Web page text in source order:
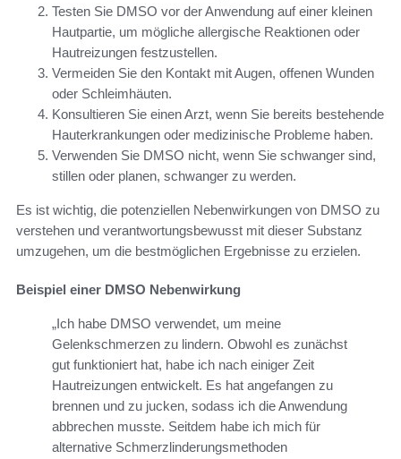
Testen Sie DMSO vor der Anwendung auf einer kleinen
Hautpartie, um mögliche allergische Reaktionen oder
Hautreizungen festzustellen.
Vermeiden Sie den Kontakt mit Augen, offenen Wunden
oder Schleimhäuten.
Konsultieren Sie einen Arzt, wenn Sie bereits bestehende
Hauterkrankungen oder medizinische Probleme haben.
Verwenden Sie DMSO nicht, wenn Sie schwanger sind,
stillen oder planen, schwanger zu werden.
Es ist wichtig, die potenziellen Nebenwirkungen von DMSO zu
verstehen und verantwortungsbewusst mit dieser Substanz
umzugehen, um die bestmöglichen Ergebnisse zu erzielen.
Beispiel einer DMSO Nebenwirkung
„Ich habe DMSO verwendet, um meine
Gelenkschmerzen zu lindern. Obwohl es zunächst
gut funktioniert hat, habe ich nach einiger Zeit
Hautreizungen entwickelt. Es hat angefangen zu
brennen und zu jucken, sodass ich die Anwendung
abbrechen musste. Seitdem habe ich mich für
alternative Schmerzlinderungsmethoden